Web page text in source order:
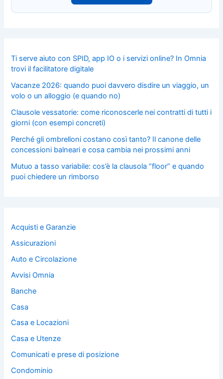
Ti serve aiuto con SPID, app IO o i servizi online? In Omnia
trovi il facilitatore digitale
Vacanze 2026: quando puoi davvero disdire un viaggio, un
volo o un alloggio (e quando no)
Clausole vessatorie: come riconoscerle nei contratti di tutti i
giorni (con esempi concreti)
Perché gli ombrelloni costano così tanto? Il canone delle
concessioni balneari e cosa cambia nei prossimi anni
Mutuo a tasso variabile: cos’è la clausola “floor” e quando
puoi chiedere un rimborso
Acquisti e Garanzie
Assicurazioni
Auto e Circolazione
Avvisi Omnia
Banche
Casa
Casa e Locazioni
Casa e Utenze
Comunicati e prese di posizione
Condominio